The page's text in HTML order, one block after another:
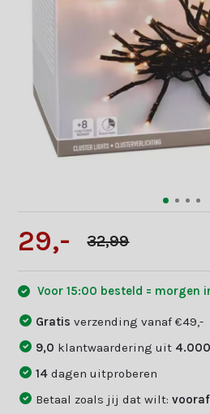
29,- 32,99
Voor 15:00 besteld = morgen
Gratisverzending vanaf €49,-
9,0 klantwaardering uit
14dagen uitproberen
Betaal zoals jij dat wilt:vooraf